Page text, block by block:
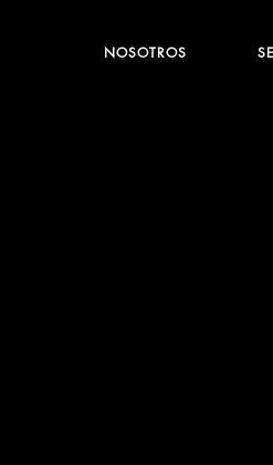
NOSOTROS